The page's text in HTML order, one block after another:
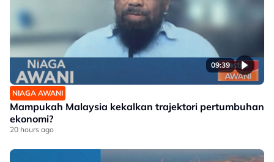
09:39
NIAGA AWANI
Mampukah Malaysia kekalkan trajektori pertumbuhan
ekonomi?
20 hours ago